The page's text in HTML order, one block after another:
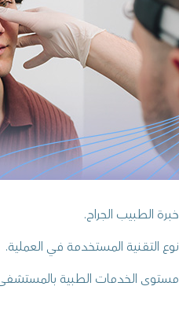
خبرة الطبيب الجراح.
نوع التقنية المستخدمة في العملية.
مستوى الخدمات الطبية بالمستشفى